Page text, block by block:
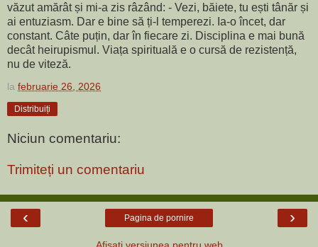
văzut amărât și mi-a zis râzând: - Vezi, băiete, tu ești tânăr și
ai entuziasm. Dar e bine să ți-l temperezi. Ia-o încet, dar
constant. Câte puțin, dar în fiecare zi. Disciplina e mai bună
decât heirupismul. Viața spirituală e o cursă de rezistență,
nu de viteză.
la februarie 26, 2026
Distribuiți
Niciun comentariu:
Trimiteți un comentariu
‹ ›
Pagina de pornire